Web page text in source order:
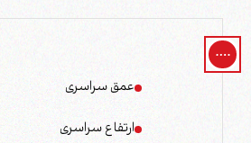
عمق سراسری
ارتفاع سراسری